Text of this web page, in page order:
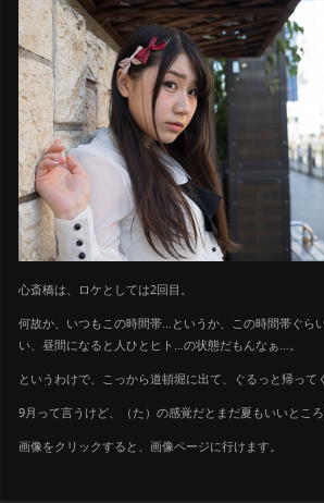
心斎橋は、ロケとしては2回目。
何故か、いつもこの時間帯…というか、この時間帯ぐら
い、昼間になると人ひとヒト…の状態だもんなぁ…。
というわけで、こっから道頓堀に出て、ぐるっと帰って
9月って言うけど、（た）の感覚だとまだ夏もいいところ
画像をクリックすると、画像ページに行けます。